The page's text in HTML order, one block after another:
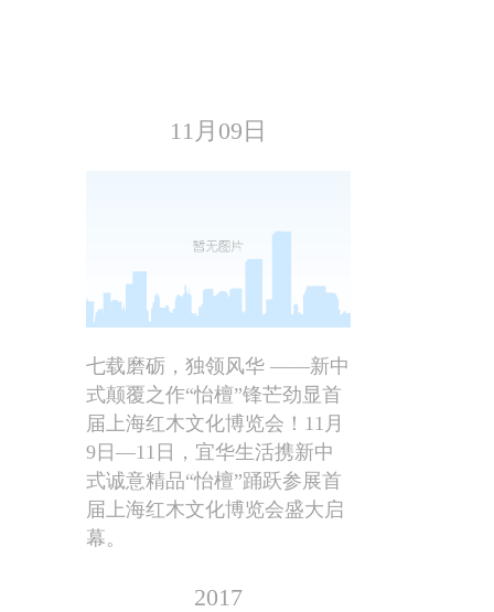
11月09日
七载磨砺，独领风华 ——新中
式颠覆之作“怡檀”锋芒劲显首
届上海红木文化博览会！11月
9日—11日，宜华生活携新中
式诚意精品“怡檀”踊跃参展首
届上海红木文化博览会盛大启
幕。
2017